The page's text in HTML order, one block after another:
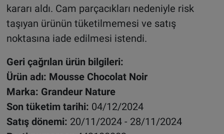
kararı aldı. Cam parçacıkları nedeniyle risk
taşıyan ürünün tüketilmemesi ve satış
noktasına iade edilmesi istendi.
Geri çağrılan ürün bilgileri:
Ürün adı: Mousse Chocolat Noir
Marka: Grandeur Nature
Son tüketim tarihi: 04/12/2024
Satış dönemi: 20/11/2024 - 28/11/2024